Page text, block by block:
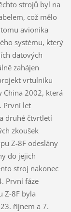
strojů byl na
což mělo
avionika
systému, který
datových
zahájen
vrtulníku
China 2002, která
První let
druhé čtvrtletí
zkoušek
Z-8F odeslány
do jejich
stroj nakonec
První fáze
Z-8F byla
říjnem a 7.